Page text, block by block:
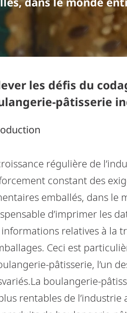
les défis du
pâtisserie
régulière de
constant des
emballés, dans le
d’imprimer les
informations relatives à la
Ceci est
pâtisserie, l’un
boulangerie-
rentables de